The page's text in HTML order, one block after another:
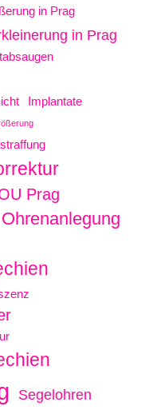
in Prag
in Prag
Implantate
Prag
Ohrenanlegung
Segelohren